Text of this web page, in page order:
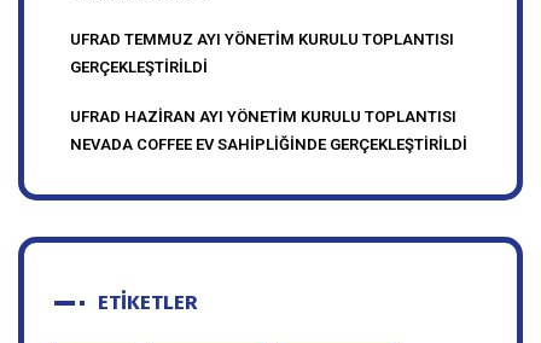
UFRAD TEMMUZ AYI YUVARLAK MASA TOPLANTISI
GERÇEKLEŞTİRİLDİ
UFRAD TEMMUZ AYI YÖNETİM KURULU TOPLANTISI
GERÇEKLEŞTİRİLDİ